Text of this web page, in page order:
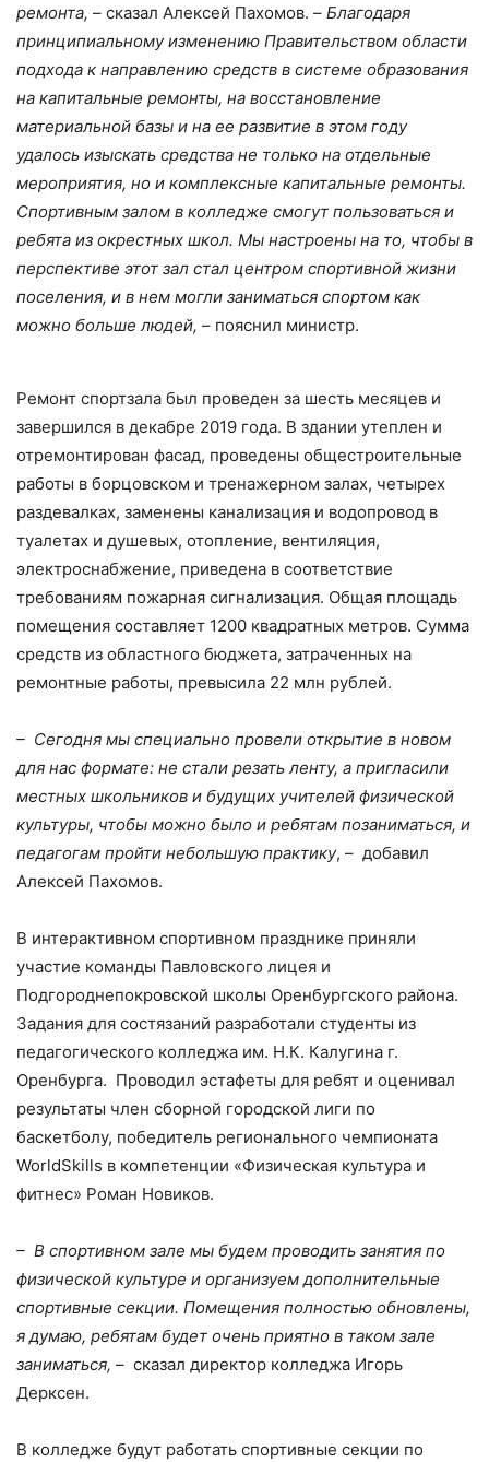
ремонта, – сказал Алексей Пахомов. – Благодаря
принципиальному изменению Правительством области
подхода к направлению средств в системе образования
на капитальные ремонты, на восстановление
материальной базы и на ее развитие в этом году
удалось изыскать средства не только на отдельные
мероприятия, но и комплексные капитальные ремонты.
Спортивным залом в колледже смогут пользоваться и
ребята из окрестных школ. Мы настроены на то, чтобы в
перспективе этот зал стал центром спортивной жизни
поселения, и в нем могли заниматься спортом как
можно больше людей, – пояснил министр.
Ремонт спортзала был проведен за шесть месяцев и
завершился в декабре 2019 года. В здании утеплен и
отремонтирован фасад, проведены общестроительные
работы в борцовском и тренажерном залах, четырех
раздевалках, заменены канализация и водопровод в
туалетах и душевых, отопление, вентиляция,
электроснабжение, приведена в соответствие
требованиям пожарная сигнализация. Общая площадь
помещения составляет 1200 квадратных метров. Сумма
средств из областного бюджета, затраченных на
ремонтные работы, превысила 22 млн рублей.
– Сегодня мы специально провели открытие в новом
для нас формате: не стали резать ленту, а пригласили
местных школьников и будущих учителей физической
культуры, чтобы можно было и ребятам позаниматься, и
педагогам пройти небольшую практику, – добавил
Алексей Пахомов.
В интерактивном спортивном празднике приняли
участие команды Павловского лицея и
Подгороднепокровской школы Оренбургского района.
Задания для состязаний разработали студенты из
педагогического колледжа им. Н.К. Калугина г.
Оренбурга. Проводил эстафеты для ребят и оценивал
результаты член сборной городской лиги по
баскетболу, победитель регионального чемпионата
WorldSkills в компетенции «Физическая культура и
фитнес» Роман Новиков.
– В спортивном зале мы будем проводить занятия по
физической культуре и организуем дополнительные
спортивные секции. Помещения полностью обновлены,
я думаю, ребятам будет очень приятно в таком зале
заниматься, – сказал директор колледжа Игорь
Дерксен.
В колледже будут работать спортивные секции по